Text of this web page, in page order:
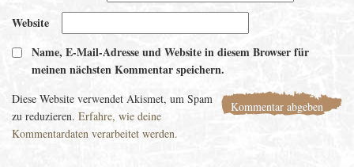
Website
Name, E-Mail-Adresse und Website in diesem Browser für
meinen nächsten Kommentar speichern.
Diese Website verwendet Akismet, um Spam
zu reduzieren. Erfahre, wie deine
Kommentardaten verarbeitet werden.